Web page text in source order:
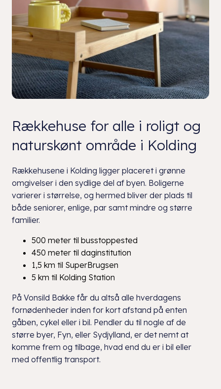
Rækkehuse for alle i roligt og
naturskønt område i Kolding
Rækkehusene i Kolding ligger placeret i grønne
omgivelser i den sydlige del af byen. Boligerne
varierer i størrelse, og hermed bliver der plads til
både seniorer, enlige, par samt mindre og større
familier.
500 meter til busstoppested
450 meter til daginstitution
1,5 km til SuperBrugsen
5 km til Kolding Station
På Vonsild Bakke får du altså alle hverdagens
fornødenheder inden for kort afstand på enten
gåben, cykel eller i bil. Pendler du til nogle af de
større byer, Fyn, eller Sydjylland, er det nemt at
komme frem og tilbage, hvad end du er i bil eller
med offentlig transport.